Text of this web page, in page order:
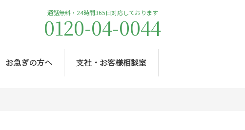
通話無料・24時間365日対応しております
0120-04-0044
お急ぎの方へ 支社・お客様相談室